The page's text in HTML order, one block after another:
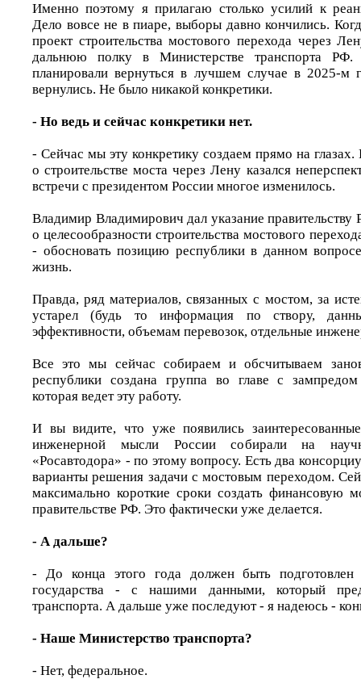
Именно поэтому я прилагаю столько усилий к
Дело вовсе не в пиаре, выборы давно кончились.
проект строительства мостового перехода через
дальнюю полку в Министерстве транспорта
планировали вернуться в лучшем случае в 2025-м
вернулись. Не было никакой конкретики.
- Но ведь и сейчас конкретики нет.
- Сейчас мы эту конкретику создаем прямо на глазах.
о строительстве моста через Лену казался
встречи с президентом России многое изменилось.
Владимир Владимирович дал указание правительству
о целесообразности строительства мостового
- обосновать позицию республики в данном
жизнь.
Правда, ряд материалов, связанных с мостом, за
устарел (будь то информация по створу,
эффективности, объемам перевозок, отдельные
Все это мы сейчас собираем и обсчитываем
республики создана группа во главе с
которая ведет эту работу.
И вы видите, что уже появились
инженерной мысли России собирали на
«Росавтодора» - по этому вопросу. Есть два
варианты решения задачи с мостовым переходом.
максимально короткие сроки создать финансовую
правительстве РФ. Это фактически уже делается.
- А дальше?
- До конца этого года должен быть
государства - с нашими данными, который
транспорта. А дальше уже последуют - я надеюсь -
- Наше Министерство транспорта?
- Нет, федеральное.